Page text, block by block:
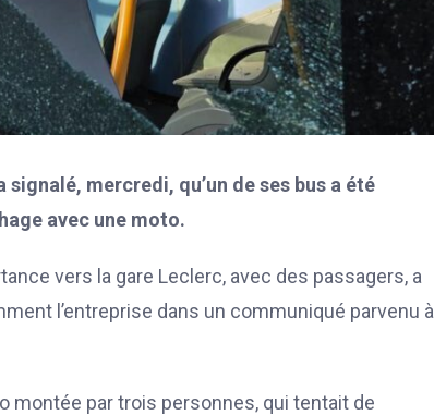
mercredi, qu’un de ses bus a été
avec une moto.
vers la gare Leclerc, avec des passagers, a
l’entreprise dans un communiqué parvenu à
montée par trois personnes, qui tentait de